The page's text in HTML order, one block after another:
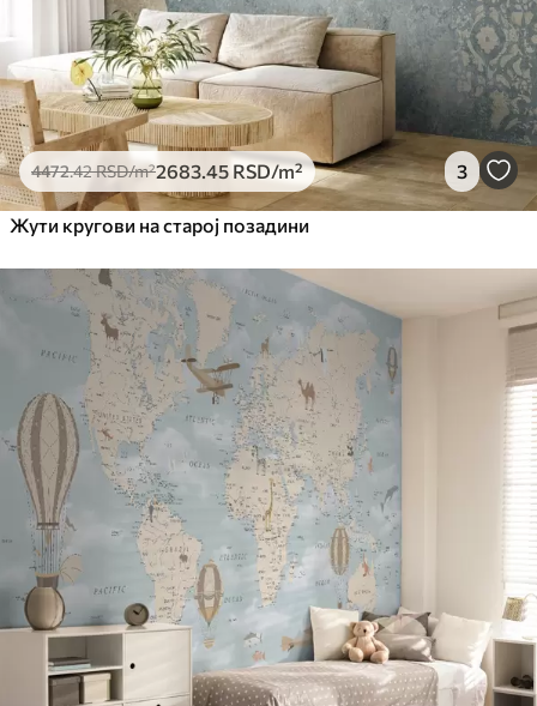
4472.42RSD/m²2683 .45 RSD/m² 3
Жути кругови на старој позадини